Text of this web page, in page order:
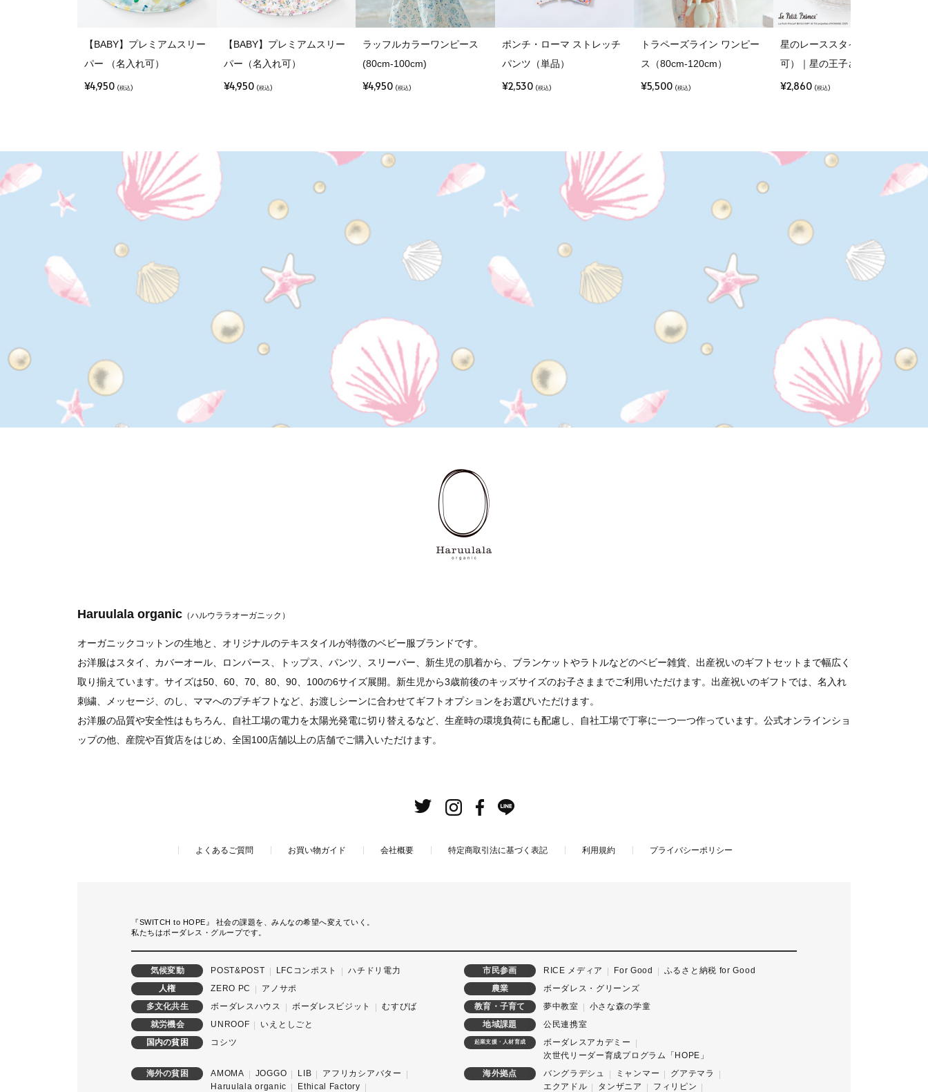
【BABY】プレミアムスリー
パー （名入れ可）
¥4,950 (税込)
【BABY】プレミアムスリー
パー（名入れ可）
¥4,950 (税込)
ラッフルカラーワンピース
(80cm-100cm)
¥4,950 (税込)
ポンチ・ローマ ストレッチ
パンツ（単品）
¥2,530 (税込)
トラペーズライン ワンピー
ス（80cm-120cm）
¥5,500 (税込)
星のレーススタイ（名入れ
可）｜星の王子さま
¥2,860 (税込)
Haruulala organic （ハルウララオーガニック）
オーガニックコットンの生地と、オリジナルのテキスタイルが特徴のベビー服ブランドです。
お洋服はスタイ、カバーオール、ロンパース、トップス、パンツ、スリーパー、新生児の肌着から、ブランケットやラトルなどのベビー雑貨、出産祝いのギフトセットまで幅広く
取り揃えています。サイズは50、60、70、80、90、100の6サイズ展開。新生児から3歳前後のキッズサイズのお子さままでご利用いただけます。出産祝いのギフトでは、名入れ
刺繍、メッセージ、のし、ママへのプチギフトなど、お渡しシーンに合わせてギフトオプションをお選びいただけます。
お洋服の品質や安全性はもちろん、自社工場の電力を太陽光発電に切り替えるなど、生産時の環境負荷にも配慮し、自社工場で丁寧に一つ一つ作っています。公式オンラインショ
ップの他、産院や百貨店をはじめ、全国100店舗以上の店舗でご購入いただけます。
よくあるご質問 お買い物ガイド 会社概要 特定商取引法に基づく表記 利用規約 プライバシーポリシー
『SWITCH to HOPE』
社会の課題を、みんなの希望へ変えていく。
私たちはボーダレス・グループです。
気候変動 POST&POST LFCコンポスト ハチドリ電力 市民参画 RICE メディア For Good ふるさと納税 for Good
人権 ZERO PC アノサポ 農業 ボーダレス・グリーンズ
多文化共生 ボーダレスハウス ボーダレスビジット むすびば 教育・子育て 夢中教室 小さな森の学童
就労機会 UNROOF いえとしごと 地域課題 公民連携室
国内の貧困 コシツ 起業支援・人材育成
ボーダレスアカデミー
次世代リーダー育成プログラム「HOPE」
海外の貧困 AMOMA JOGGO LIB
アフリカシアバター
Haruulala organic
Ethical Factory
海外拠点 バングラデシュ ミャンマー
グアテマラ
エクアドル
タンザニア フィリピン